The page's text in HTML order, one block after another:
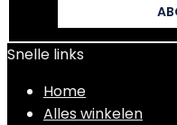
Snelle links
Home
Alles winkelen